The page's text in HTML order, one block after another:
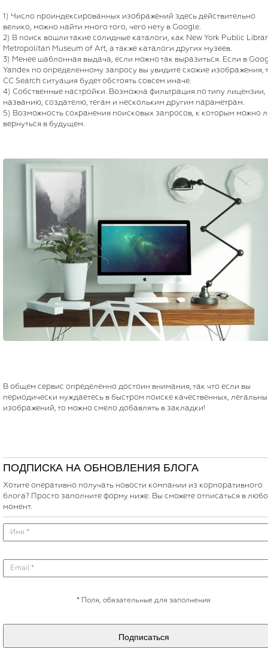
1) Число проиндексированных изображений здесь действительно
велико, можно найти много того, чего нету в Google.
2) В поиск вошли такие солидные каталоги, как New York Public
Metropolitan Museum of Art, а также каталоги других музеев.
3) Менее шаблонная выдача, если можно так выразиться. Если в
Yandex по определенному запросу вы увидите схожие изображения,
CC Search ситуация будет обстоять совсем иначе.
4) Собственные настройки. Возможна фильтрация по типу лицензии,
названию, создателю, тегам и нескольким другим параметрам.
5) Возможность сохранения поисковых запросов, к которым можно
вернуться в будущем.
В общем сервис определенно достоин внимания, так что если вы
периодически нуждаетесь в быстром поиске качественных,
изображений, то можно смело добавлять в закладки!
ПОДПИСКА НА ОБНОВЛЕНИЯ БЛОГА
Хотите оперативно получать новости компании из корпоративного
блога? Просто заполните форму ниже. Вы сможете отписаться в
момент.
* Поля, обязательные для заполнения
Подписаться